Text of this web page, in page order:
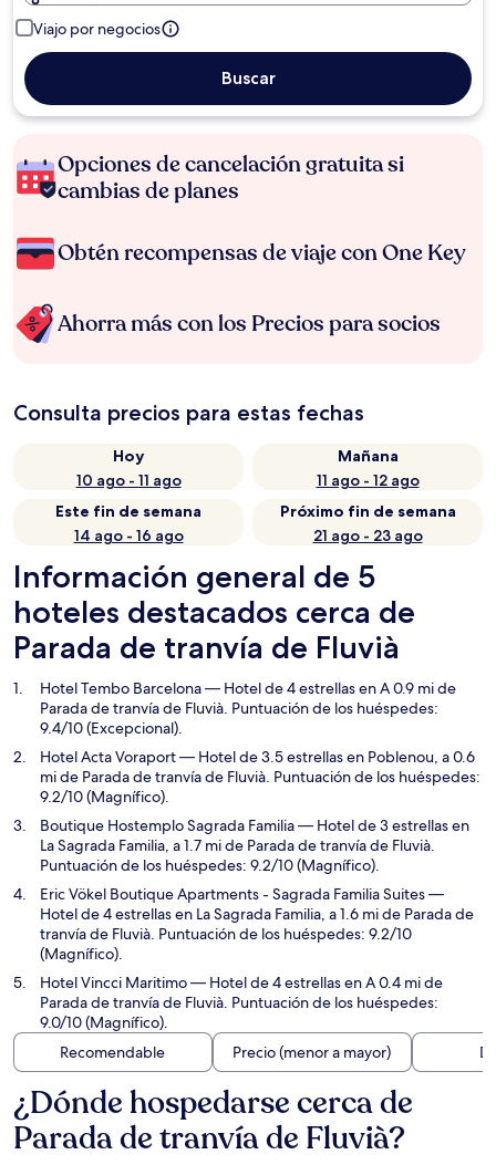
Viajo por negocios
Buscar
Opciones de cancelación gratuita si
cambias de planes
Obtén recompensas de viaje con One Key
Ahorra más con los Precios para socios
Consulta precios para estas fechas
Hoy
10 ago - 11 ago
Mañana
11 ago - 12 ago
Este fin de semana
14 ago - 16 ago
Próximo fin de semana
21 ago - 23 ago
Información general de 5
hoteles destacados cerca de
Parada de tranvía de Fluvià
Hotel Tembo Barcelona— Hotel de 4 estrellas en A 0.9 mi de
Parada de tranvía de Fluvià. Puntuación de los huéspedes:
9.4/10 (Excepcional).
Hotel Acta Voraport— Hotel de 3.5 estrellas en Poblenou, a 0.6
mi de Parada de tranvía de Fluvià. Puntuación de los huéspedes:
9.2/10 (Magnífico).
Boutique Hostemplo Sagrada Familia— Hotel de 3 estrellas en
La Sagrada Familia, a 1.7 mi de Parada de tranvía de Fluvià.
Puntuación de los huéspedes: 9.2/10 (Magnífico).
Eric Vökel Boutique Apartments - Sagrada Familia Suites—
Hotel de 4 estrellas en La Sagrada Familia, a 1.6 mi de Parada de
tranvía de Fluvià. Puntuación de los huéspedes: 9.2/10
(Magnífico).
Hotel Vincci Maritimo— Hotel de 4 estrellas en A 0.4 mi de
Parada de tranvía de Fluvià. Puntuación de los huéspedes:
9.0/10 (Magnífico).
Recomendable
Precio (menor a mayor)
¿Dónde hospedarse cerca de
Parada de tranvía de Fluvià?